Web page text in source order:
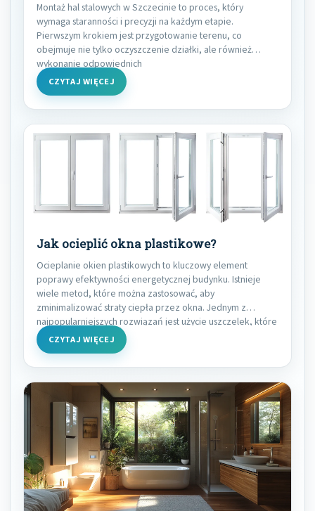
Montaż hal stalowych w Szczecinie to proces, który
wymaga staranności i precyzji na każdym etapie.
Pierwszym krokiem jest przygotowanie terenu, co
obejmuje nie tylko oczyszczenie działki, ale również
wykonanie odpowiednich
CZYTAJ WIĘCEJ
Jak ocieplić okna plastikowe?
Ocieplanie okien plastikowych to kluczowy element
poprawy efektywności energetycznej budynku. Istnieje
wiele metod, które można zastosować, aby
zminimalizować straty ciepła przez okna. Jednym z
najpopularniejszych rozwiązań jest użycie uszczelek, które
CZYTAJ WIĘCEJ